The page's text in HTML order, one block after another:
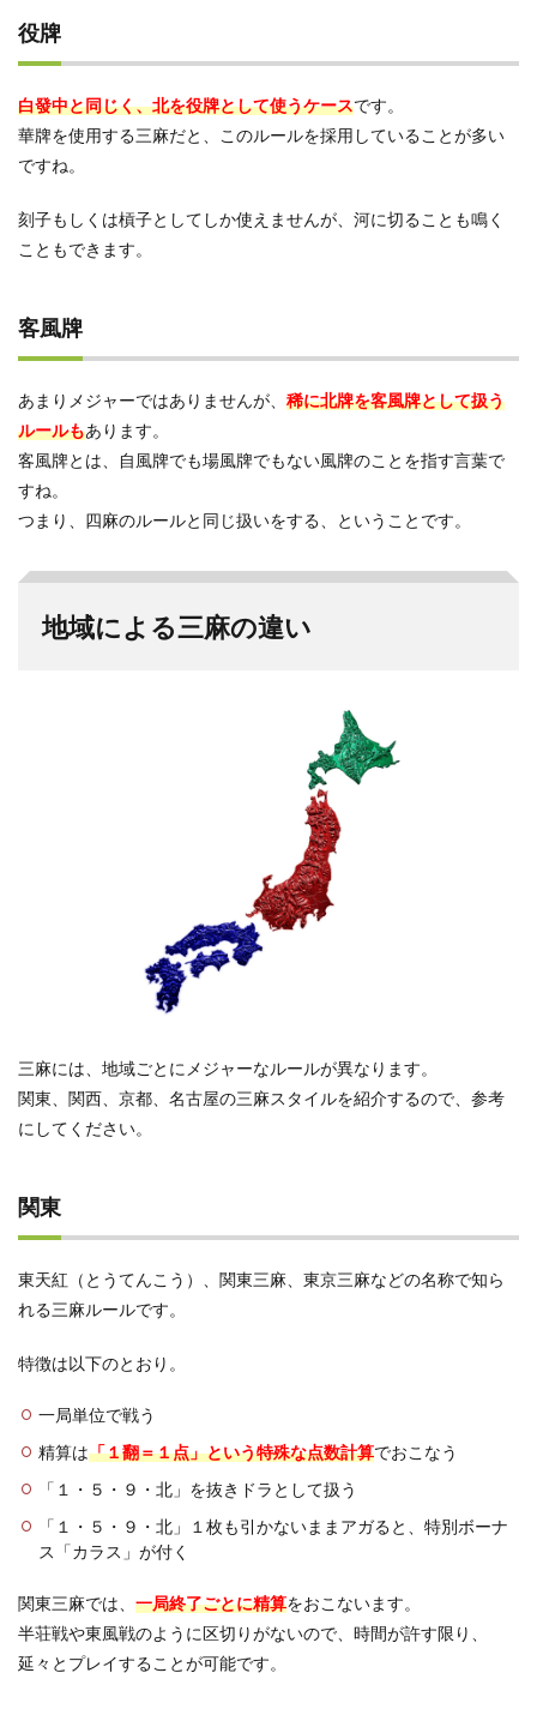
役牌
白發中と同じく、北を役牌として使うケースです。
華牌を使用する三麻だと、このルールを採用していることが多い
ですね。
刻子もしくは槓子としてしか使えませんが、河に切ることも鳴く
こともできます。
客風牌
あまりメジャーではありませんが、 稀に北牌を客風牌として扱う
ルールもあります。
客風牌とは、自風牌でも場風牌でもない風牌のことを指す言葉で
すね。
つまり、四麻のルールと同じ扱いをする、ということです。
地域による三麻の違い
三麻には、地域ごとにメジャーなルールが異なります。
関東、関西、京都、名古屋の三麻スタイルを紹介するので、参考
にしてください。
関東
東天紅（とうてんこう）、関東三麻、東京三麻などの名称で知ら
れる三麻ルールです。
特徴は以下のとおり。
一局単位で戦う
精算は「１翻＝１点」という特殊な点数計算でおこなう
「１・５・９・北」を抜きドラとして扱う
「１・５・９・北」１枚も引かないままアガると、特別ボーナ
ス「カラス」が付く
関東三麻では、 一局終了ごとに精算をおこないます。
半荘戦や東風戦のように区切りがないので、時間が許す限り、
延々とプレイすることが可能です。